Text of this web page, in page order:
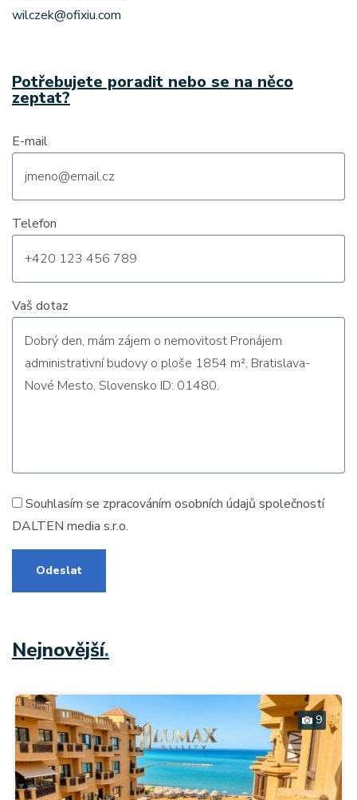
wilczek@ofixiu.com
Potřebujete poradit nebo se na něco
zeptat?
E-mail
Telefon
Vaš dotaz
Souhlasím se zpracováním osobních údajů společností
DALTEN media s.r.o.
Odeslat
Nejnovější.
9